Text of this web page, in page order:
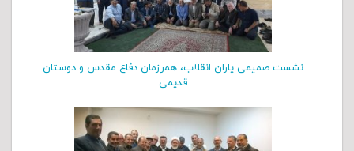
نشست صمیمی یاران انقلاب، همرزمان دفاع مقدس و دوستان
قدیمی